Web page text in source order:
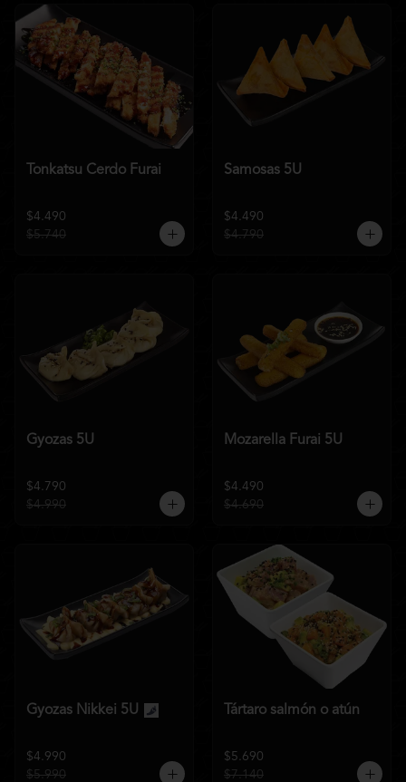
Tonkatsu Cerdo Furai
$4.490
$5.740
Samosas 5U
$4.490
$4.790
Gyozas 5U
$4.790
$4.990
Mozarella Furai 5U
$4.490
$4.690
Gyozas Nikkei 5U
$4.990
$5.990
Tártaro salmón o atún
$5.690
$7.140